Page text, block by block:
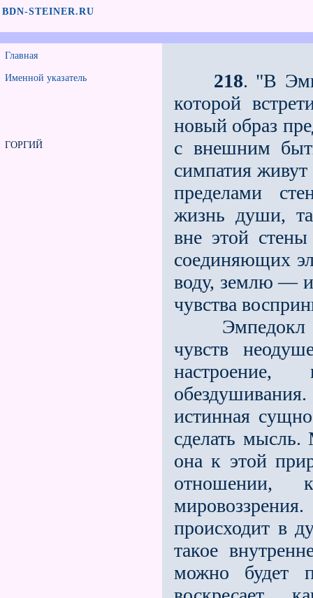
BDN-STEINER.RU
Главная
Именной указатель
ГОРГИЙ
218. "В
которой
новый образ
с внешним
симпатия
пределами
жизнь души,
вне этой
соединяющих
воду, землю — и
чувства
Эмпедокл
чувств
истинная
сделать мысль.
она к этой
отношении,
происходит в
такое
можно будет